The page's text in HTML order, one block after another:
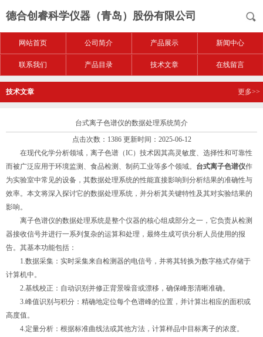
德合创睿科学仪器（青岛）股份有限公司
网站首页 公司简介 产品展示 新闻中心
联系我们 产品目录 技术文章 在线留言
技术文章 更多>>
台式离子色谱仪的数据处理系统简介
点击次数：1386 更新时间：2025-06-12
在现代化学分析领域，离子色谱（IC）技术因其高灵敏度、选择性和可靠性
而被广泛应用于环境监测、食品检测、制药工业等多个领域。 台式离子色谱仪作
为实验室中常见的设备，其数据处理系统的性能直接影响到分析结果的准确性与
效率。本文将深入探讨它的数据处理系统，并分析其关键特性及其对实验结果的
影响。
离子色谱仪的数据处理系统是整个仪器的核心组成部分之一，它负责从检测
器接收信号并进行一系列复杂的运算和处理，最终生成可供分析人员使用的报
告。其基本功能包括：
1.数据采集：实时采集来自检测器的电信号，并将其转换为数字格式存储于
计算机中。
2.基线校正：自动识别并修正背景噪音或漂移，确保峰形清晰准确。
3.峰值识别与积分：精确地定位每个色谱峰的位置，并计算出相应的面积或
高度值。
4.定量分析：根据标准曲线法或其他方法，计算样品中目标离子的浓度。